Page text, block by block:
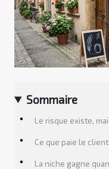
Sommaire
Le risque existe,
Ce que paie le
La niche gagne